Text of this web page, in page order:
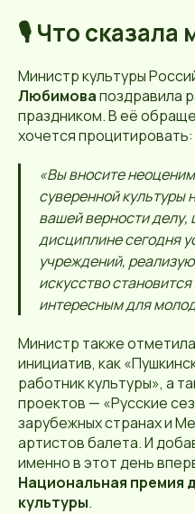
🎙️ Что сказала
Министр культуры
Любимовапоздравила
праздником. В её
хочется процитировать:
«Вы вносите
суверенной культуры
вашей верности делу,
дисциплине сегодня
учреждений,
искусство
интересным для
Министр также
инициатив, как
работник культуры», а
проектов — «Русские
зарубежных странах и
артистов балета. И
именно в этот день
Национальная премия
культуры.